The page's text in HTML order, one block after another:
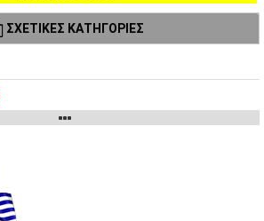
ΣΧΕΤΙΚΈΣ ΚΑΤΗΓΟΡΊΕΣ